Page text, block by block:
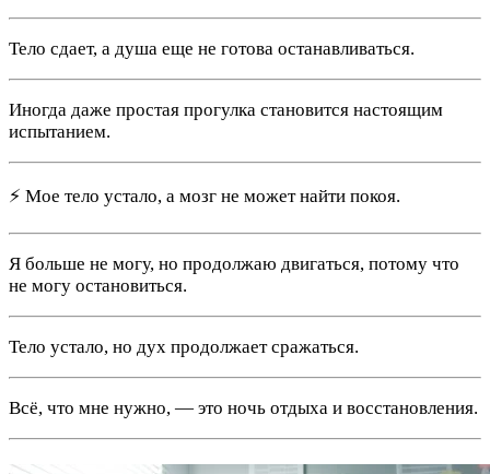
Тело сдает, а душа еще не готова останавливаться.
Иногда даже простая прогулка становится настоящим
испытанием.
⚡ Мое тело устало, а мозг не может найти покоя.
Я больше не могу, но продолжаю двигаться, потому что
не могу остановиться.
Тело устало, но дух продолжает сражаться.
Всё, что мне нужно, — это ночь отдыха и восстановления.